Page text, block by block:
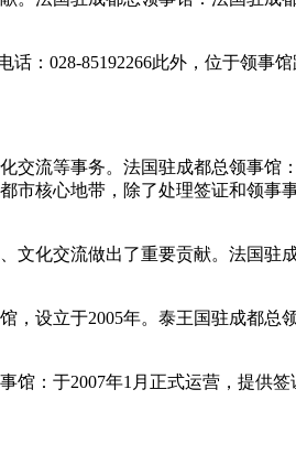
：028-85192266此外，位于领事
交流等事务。法国驻成都总领事馆
市核心地带，除了处理签证和领事
文化交流做出了重要贡献。法国驻
设立于2005年。泰王国驻成都总
馆：于2007年1月正式运营，提供